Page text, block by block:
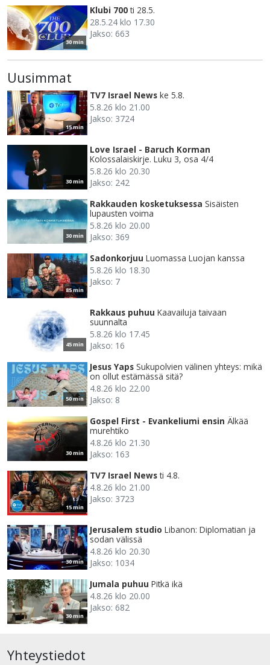
30 min
Klubi 700 ti 28.5.
28.5.24 klo 17.30
Jakso: 663
Uusimmat
15 min
TV7 Israel News ke 5.8.
5.8.26 klo 21.00
Jakso: 3724
30 min
Love Israel - Baruch Korman
Kolossalaiskirje. Luku 3, osa 4/4
5.8.26 klo 20.30
Jakso: 242
30 min
Rakkauden kosketuksessa Sisäisten
lupausten voima
5.8.26 klo 20.00
Jakso: 369
85 min
Sadonkorjuu Luomassa Luojan kanssa
5.8.26 klo 18.30
Jakso: 7
45 min
Rakkaus puhuu Kaavailuja taivaan
suunnalta
5.8.26 klo 17.45
Jakso: 16
50 min
Jesus Yaps Sukupolvien välinen yhteys: mikä
on ollut estämässä sitä?
4.8.26 klo 22.00
Jakso: 8
30 min
Gospel First - Evankeliumi ensin Älkää
murehtiko
4.8.26 klo 21.30
Jakso: 163
15 min
TV7 Israel News ti 4.8.
4.8.26 klo 21.00
Jakso: 3723
30 min
Jerusalem studio Libanon: Diplomatian ja
sodan välissä
4.8.26 klo 20.30
Jakso: 1034
30 min
Jumala puhuu Pitkä ikä
4.8.26 klo 20.00
Jakso: 682
Yhteystiedot